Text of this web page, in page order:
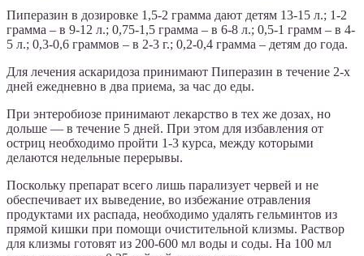
Пиперазин в дозировке 1,5-2 грамма дают детям 13-15 л.; 1-2
грамма – в 9-12 л.; 0,75-1,5 грамма – в 6-8 л.; 0,5-1 грамм – в 4-
5 л.; 0,3-0,6 граммов – в 2-3 г.; 0,2-0,4 грамма – детям до года.
Для лечения аскаридоза принимают Пиперазин в течение 2-х
дней ежедневно в два приема, за час до еды.
При энтеробиозе принимают лекарство в тех же дозах, но
дольше — в течение 5 дней. При этом для избавления от
остриц необходимо пройти 1-3 курса, между которыми
делаются недельные перерывы.
Поскольку препарат всего лишь парализует червей и не
обеспечивает их выведение, во избежание отравления
продуктами их распада, необходимо удалять гельминтов из
прямой кишки при помощи очистительной клизмы. Раствор
для клизмы готовят из 200-600 мл воды и соды. На 100 мл